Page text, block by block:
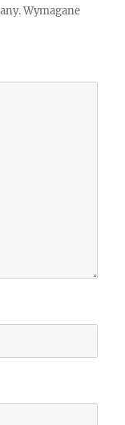
Wymagane